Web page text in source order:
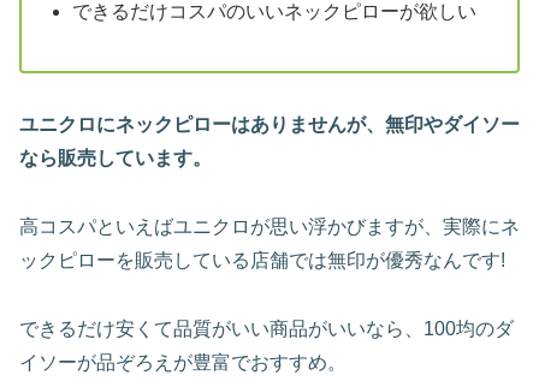
できるだけコスパのいいネックピローが欲しい
ユニクロにネックピローはありませんが、無印やダイソー
なら販売しています。
高コスパといえばユニクロが思い浮かびますが、実際にネ
ックピローを販売している店舗では無印が優秀なんです!
できるだけ安くて品質がいい商品がいいなら、100均のダ
イソーが品ぞろえが豊富でおすすめ。